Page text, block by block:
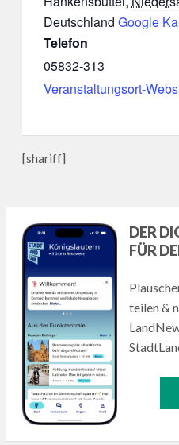
Deutschland Google
Telefon
05832-313
Veranstaltungsort-
[shariff]
DER
FÜR
teilen &